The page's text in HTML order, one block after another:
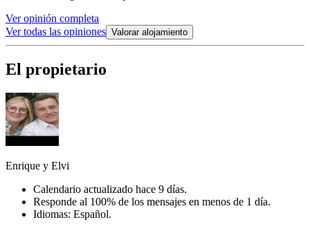
Ver opinión completa
Ver todas las opiniones Valorar alojamiento
El propietario
Enrique y Elvi
Calendario actualizado hace 9 días.
Responde al 100% de los mensajes en menos de 1 día.
Idiomas: Español.